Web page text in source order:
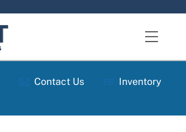
Menu
Contact Us Inventory